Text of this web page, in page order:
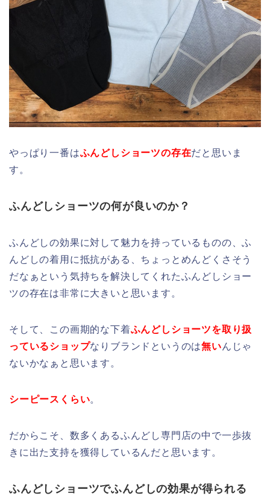
やっぱり一番はふんどしショーツの存在だと思いま
す。
ふんどしショーツの何が良いのか？
ふんどしの効果に対して魅力を持っているものの、ふ
んどしの着用に抵抗がある、ちょっとめんどくさそう
だなぁという気持ちを解決してくれたふんどしショー
ツの存在は非常に大きいと思います。
そして、この画期的な下着ふんどしショーツを取り扱
っているショップなりブランドというのは無いんじゃ
ないかなぁと思います。
シーピースくらい。
だからこそ、数多くあるふんどし専門店の中で一歩抜
きに出た支持を獲得しているんだと思います。
ふんどしショーツでふんどしの効果が得られる